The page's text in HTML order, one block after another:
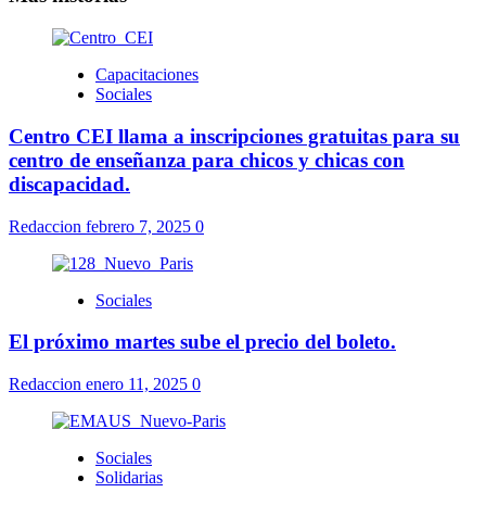
Capacitaciones
Sociales
Centro CEI llama a inscripciones gratuitas para su
centro de enseñanza para chicos y chicas con
discapacidad.
Redaccion febrero 7, 2025 0
Sociales
El próximo martes sube el precio del boleto.
Redaccion enero 11, 2025 0
Sociales
Solidarias